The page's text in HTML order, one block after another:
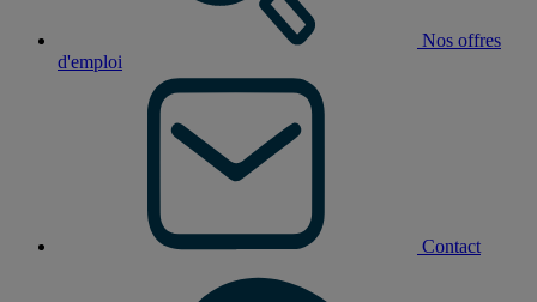
Nos offres
d'emploi
Contact